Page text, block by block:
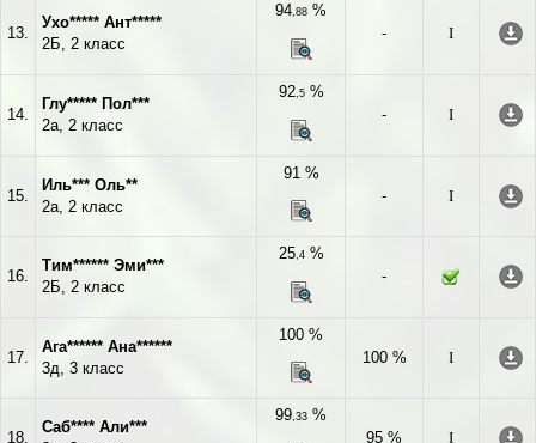
13.
Ухо***** Ант*****
2Б, 2 класс
94,88 %
-
I
14.
Глу***** Пол***
2а, 2 класс
92,5%
-
I
15.
Иль*** Оль**
2а, 2 класс
91 %
-
I
16.
Тим****** Эми***
2Б, 2 класс
25,4%
-
17.
Ага****** Ана******
3д, 3 класс
100 %
100 %
I
18.
Саб**** Али***
99,33 %
95 %
I